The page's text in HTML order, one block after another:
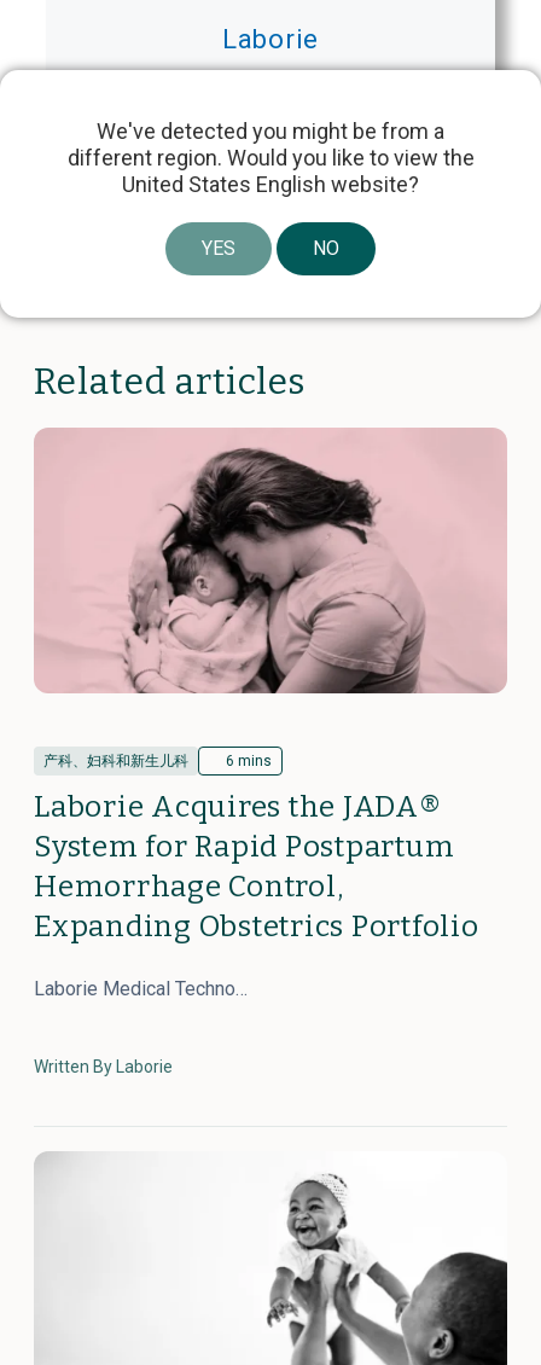
Laborie
Related articles
产科、妇科和新生儿科 6 mins
Laborie Acquires the JADA®
System for Rapid Postpartum
Hemorrhage Control,
Expanding Obstetrics Portfolio
Laborie Medical Techno…
Written By Laborie
We've detected you might be from a
different region. Would you like to view the
United States English website?
YES NO